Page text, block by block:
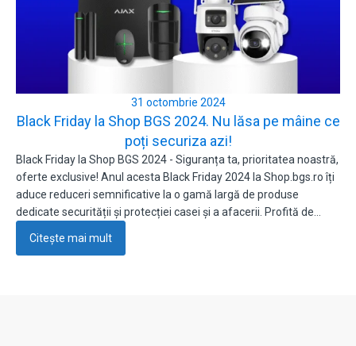
31 octombrie 2024
Black Friday la Shop BGS 2024. Nu lăsa pe mâine ce
poți securiza azi!
Black Friday la Shop BGS 2024 - Siguranța ta, prioritatea noastră,
oferte exclusive! Anul acesta Black Friday 2024 la Shop.bgs.ro îți
aduce reduceri semnificative la o gamă largă de produse
dedicate securității și protecției casei și a afacerii. Profită de…
Citește mai mult